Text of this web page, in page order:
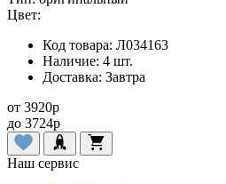
Цвет:
Код товара: Л034163
Наличие: 4 шт.
Доставка: Завтра
от 3920p
до 3724p
Наш сервис